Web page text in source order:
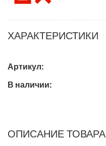
ХАРАКТЕРИСТИКИ
Артикул:
В наличии:
ОПИСАНИЕ ТОВАРА